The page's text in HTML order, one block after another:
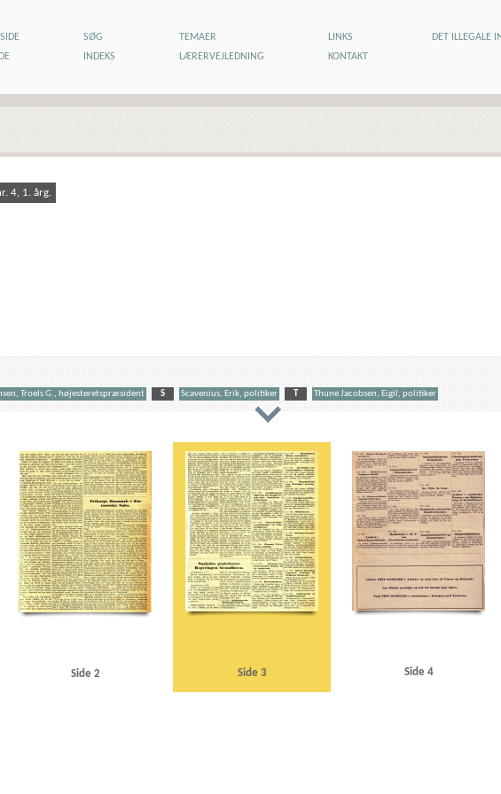
SØG TEMAER LINKS
DET ILLEGALE
INDEKS LÆRERVEJLEDNING KONTAKT
4, 1. årg.
Troels G., højesteretspræsident S Scavenius, Erik, politiker T Thune Jacobsen, Eigil, politiker
Berggrav, Eivind, biskop Berlin Bornholm Brønderslev
Frits, politiker D Dansk Arbejde DNSAP (Danmarks Nationalsocialistiske Arbejderparti) Dybbøl E Eden,
Pressebureau
F Flakkebjerg Frankrig Fredericia Frikorps Danmark Frit Danmark Færøerne
Herman Triers Plads Himmler, Heinrich Højesteret I Ilmensøen J Jessen, Halvor, oberst
Troels G., højesteretspræsident Kamptegnet Kanstein, Paul Knox, John, dommer Knuth, greve
Vilhelm, historiker Land og Folk Larsen, Gunnar, politiker Lex Ørum Lili Marleen Lillebæltsbroen Limfjorden
Benito N Nationalbanken Næstved O Olesen, H. Christian Quisling, Vidkun
Scavenius, Erik, politiker Schalburg, Christian F. von Socialdemokraten Sociallovsrevisionen Sovjetunionen
Eigil, politiker Trier, Herman Trondheim U Udenrigsministeriets Pressebureau Udenrigsministerium, det danske
Wilhelmstrasse
Side 2 Side 3 Side 4